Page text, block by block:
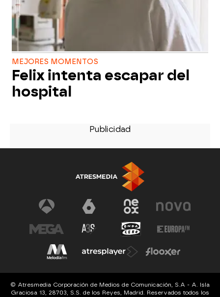
MEJORES MOMENTOS
Felix intenta escapar del
hospital
© Atresmedia Corporación de Medios de Comunicación, S.A - A. Isla
Graciosa 13, 28703, S.S. de los Reyes, Madrid. Reservados todos los